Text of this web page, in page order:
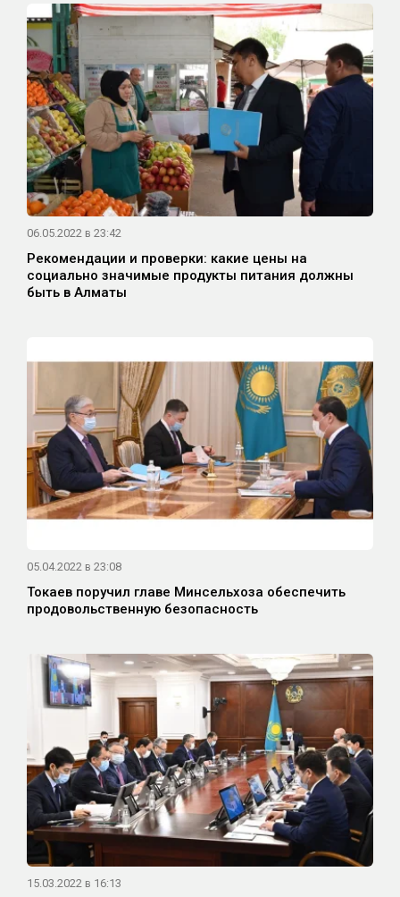
06.05.2022 в 23:42
Рекомендации и проверки: какие цены на
социально значимые продукты питания должны
быть в Алматы
05.04.2022 в 23:08
Токаев поручил главе Минсельхоза обеспечить
продовольственную безопасность
15.03.2022 в 16:13